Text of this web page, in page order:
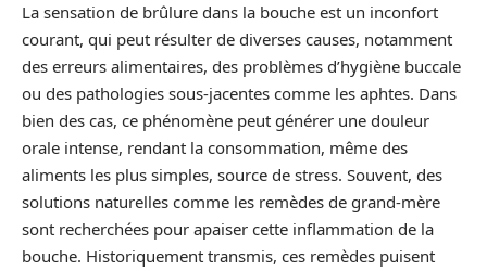
La sensation de brûlure dans la bouche est un inconfort
courant, qui peut résulter de diverses causes, notamment
des erreurs alimentaires, des problèmes d’hygiène buccale
ou des pathologies sous-jacentes comme les aphtes. Dans
bien des cas, ce phénomène peut générer une douleur
orale intense, rendant la consommation, même des
aliments les plus simples, source de stress. Souvent, des
solutions naturelles comme les remèdes de grand-mère
sont recherchées pour apaiser cette inflammation de la
bouche. Historiquement transmis, ces remèdes puisent